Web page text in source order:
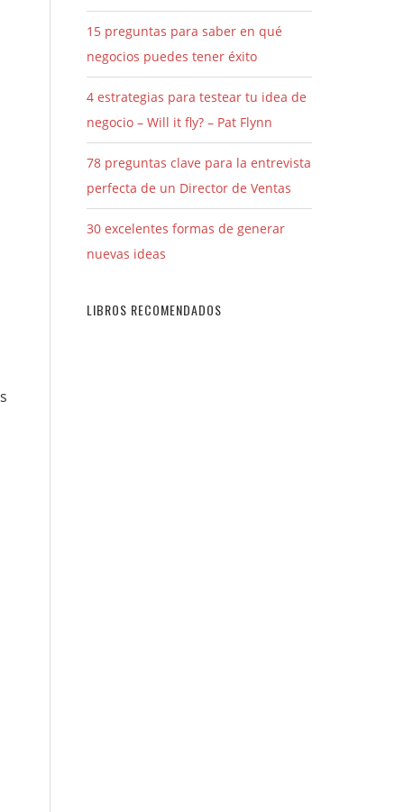
15 preguntas para saber en qué
negocios puedes tener éxito
4 estrategias para testear tu idea de
negocio – Will it fly? – Pat Flynn
78 preguntas clave para la entrevista
perfecta de un Director de Ventas
30 excelentes formas de generar
nuevas ideas
LIBROS RECOMENDADOS